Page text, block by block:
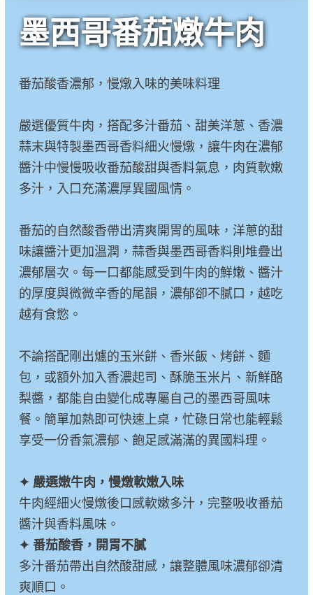
墨西哥番茄燉牛肉
番茄酸香濃郁，慢燉入味的美味料理
嚴選優質牛肉，搭配多汁番茄、甜美洋蔥、香濃
蒜末與特製墨西哥香料細火慢燉，讓牛肉在濃郁
醬汁中慢慢吸收番茄酸甜與香料氣息，肉質軟嫩
多汁，入口充滿濃厚異國風情。
番茄的自然酸香帶出清爽開胃的風味，洋蔥的甜
味讓醬汁更加溫潤，蒜香與墨西哥香料則堆疊出
濃郁層次。每一口都能感受到牛肉的鮮嫩、醬汁
的厚度與微微辛香的尾韻，濃郁卻不膩口，越吃
越有食慾。
不論搭配剛出爐的玉米餅、香米飯、烤餅、麵
包，或額外加入香濃起司、酥脆玉米片、新鮮酪
梨醬，都能自由變化成專屬自己的墨西哥風味
餐。簡單加熱即可快速上桌，忙碌日常也能輕鬆
享受一份香氣濃郁、飽足感滿滿的異國料理。
✦ 嚴選嫩牛肉，慢燉軟嫩入味
牛肉經細火慢燉後口感軟嫩多汁，完整吸收番茄
醬汁與香料風味。
✦ 番茄酸香，開胃不膩
多汁番茄帶出自然酸甜感，讓整體風味濃郁卻清
爽順口。